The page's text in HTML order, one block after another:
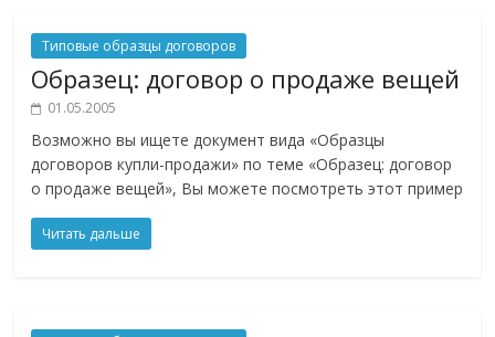
Типовые образцы договоров
Образец: договор о продаже вещей
01.05.2005
Возможно вы ищете документ вида «Образцы
договоров купли-продажи» по теме «Образец: договор
о продаже вещей», Вы можете посмотреть этот пример
Читать дальше